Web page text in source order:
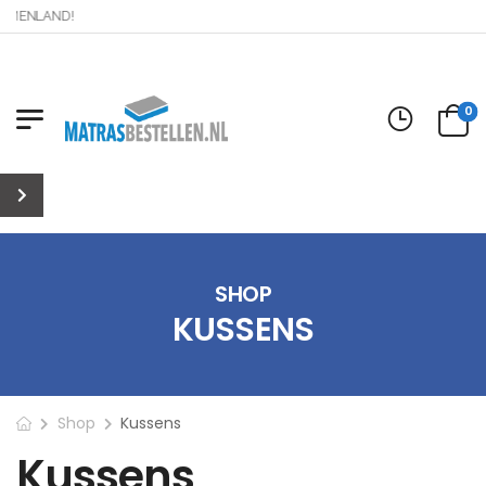
0
SHOP
KUSSENS
Shop Kussens